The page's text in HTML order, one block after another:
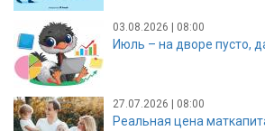
03.08.2026 | 08:00
Июль – на дворе пусто,
27.07.2026 | 08:00
Реальная цена